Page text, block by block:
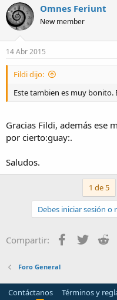
Omnes Feriunt
New member
14 Abr 2015
Fildi dijo:
Este tambien es muy bonito.
Gracias Fildi, además ese
por cierto:guay:.
Saludos.
1 de 5
Debes iniciar sesión
Compartir: Facebook
Twitter
Foro General
Contáctanos Términos y